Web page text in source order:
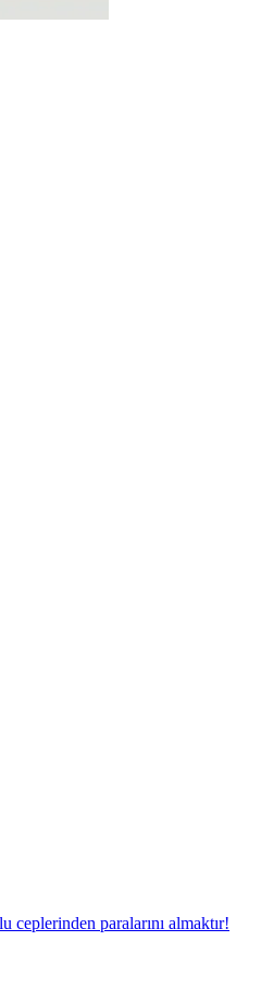
ceplerinden paralarını almaktır!